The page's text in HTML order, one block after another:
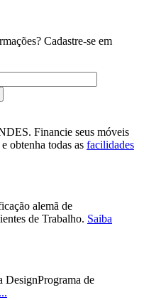
Cadastre-se em
Financie seus móveis
obtenha todas as facilidades
alemã de
de Trabalho. Saiba
DesignPrograma de